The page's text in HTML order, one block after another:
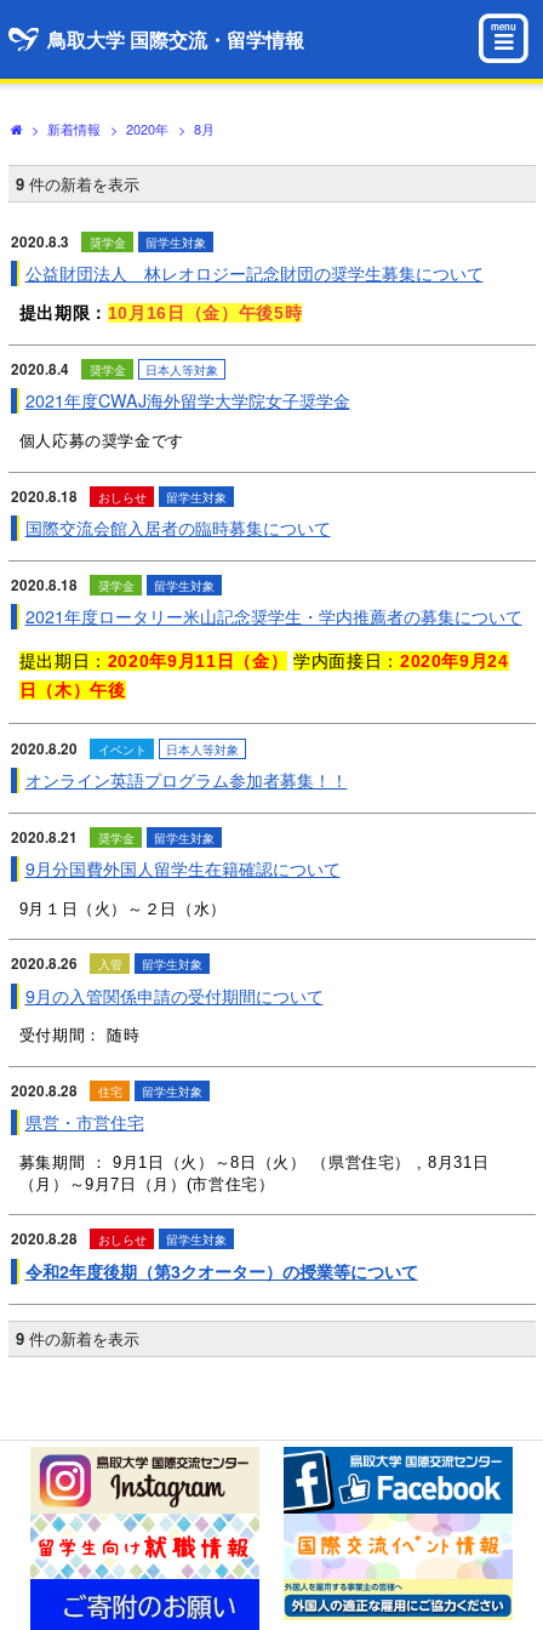
鳥取大学 国際交流・留学情報 menu
> 新着情報 > 2020年 > 8月
9 件の新着を表示
2020.8.3 奨学金 留学生対象
公益財団法人 林レオロジー記念財団の奨学生募集について
提出期限： 10月16 日（金）午後5時
2020.8.4 奨学金 日本人等対象
2021年度CWAJ海外留学大学院女子奨学金
個人応募の奨学金です
2020.8.18 おしらせ 留学生対象
国際交流会館入居者の臨時募集について
2020.8.18 奨学金 留学生対象
2021年度ロータリー米山記念奨学生・学内推薦者の募集について
提出期日： 2020年9月11日（金） 学内面接日： 2020年9月24
日（木）午後
2020.8.20 イベント 日本人等対象
オンライン英語プログラム参加者募集！！
2020.8.21 奨学金 留学生対象
9月分国費外国人留学生在籍確認について
9月１日（火）～２日（水）
2020.8.26 入管 留学生対象
9月の入管関係申請の受付期間について
受付期間： 随時
2020.8.28 住宅 留学生対象
県営・市営住宅
募集期間 ： 9月1日（火）～8日（火） （県営住宅） , 8月31日
（月）～9月7日（月）(市営住宅）
2020.8.28 おしらせ 留学生対象
令和2年度後期（第3クオーター）の授業等について
9 件の新着を表示